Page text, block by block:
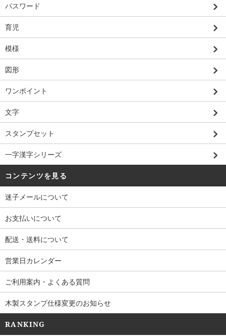
パスワード
育児
模様
図形
ワンポイント
文字
スタンプセット
一字漢字シリーズ
コンテンツを見る
迷子メールについて
お支払いについて
配送・送料について
営業日カレンダー
ご利用案内・よくある質問
木製スタンプ仕様変更のお知らせ
RANKING